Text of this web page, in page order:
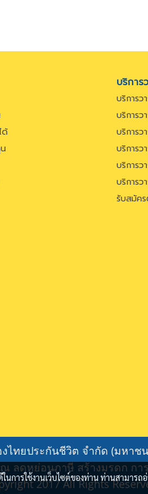
ด้
บริการ
บริการว
บริการว
บริการว
บริการ
บริการว
บริการว
รับสมัค
ไทยประกันชีวิต จำกัด (มหา
ลดหย่อนภาษี สร้างมรดก กา
2017 All Rights
ารใช้งานเว็บไซต์ของท่าน ท่านสามารถ